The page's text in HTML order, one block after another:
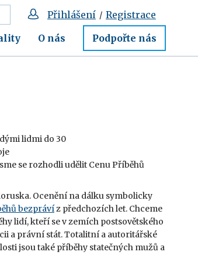
O nás Podpořte nás
Přihlášení / Registrace
lidmi do 30
se rozhodli udělit Cenu Příběhů
Ocenění na dálku symbolicky
bezprávíz předchozích let. Chceme
lidí, kteří se v zemích postsovětského
a právní stát. Totalitní a autoritářské
jsou také příběhy statečných mužů a